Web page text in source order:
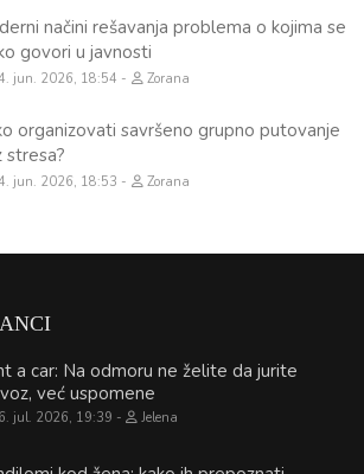
načini rešavanja problema o kojima se
govori u javnosti
jun. 2026, 18:54 Zorana
organizovati savršeno grupno putovanje
stresa?
jun. 2026, 18:53 Zorana
a car: Na odmoru ne želite da jurite
već uspomene
jul. 2026, 19:39 Jelena